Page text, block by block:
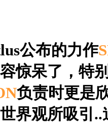
公布的力作
惊呆了，特
负责时更是
界观所吸引